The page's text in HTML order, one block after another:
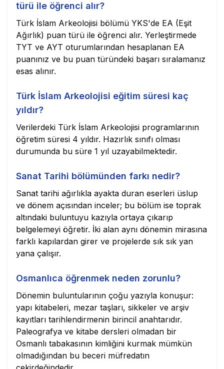
türü ile öğrenci alır?
Türk İslam Arkeolojisi bölümü YKS'de EA (Eşit
Ağırlık) puan türü ile öğrenci alır. Yerleştirmede
TYT ve AYT oturumlarından hesaplanan EA
puanınız ve bu puan türündeki başarı sıralamanız
esas alınır.
Türk İslam Arkeolojisi eğitim süresi kaç
yıldır?
Verilerdeki Türk İslam Arkeolojisi programlarının
öğretim süresi 4 yıldır. Hazırlık sınıfı olması
durumunda bu süre 1 yıl uzayabilmektedir.
Sanat Tarihi bölümünden farkı nedir?
Sanat tarihi ağırlıkla ayakta duran eserleri üslup
ve dönem açısından inceler; bu bölüm ise toprak
altındaki buluntuyu kazıyla ortaya çıkarıp
belgelemeyi öğretir. İki alan aynı dönemin mirasına
farklı kapılardan girer ve projelerde sık sık yan
yana çalışır.
Osmanlıca öğrenmek neden zorunlu?
Dönemin buluntularının çoğu yazıyla konuşur:
yapı kitabeleri, mezar taşları, sikkeler ve arşiv
kayıtları tarihlendirmenin birincil anahtarıdır.
Paleografya ve kitabe dersleri olmadan bir
Osmanlı tabakasının kimliğini kurmak mümkün
olmadığından bu beceri müfredatın